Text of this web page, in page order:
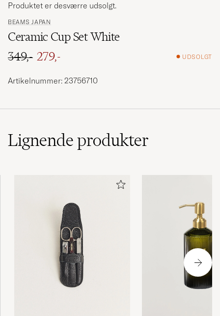
BEAMS JAPAN
Ceramic Cup Set White
Ordinary pris
349,-
Nedsat pris
279,- UDSOLGT
Produktet er desværre udsolgt.
Artikelnummer: 23756710
Lignendeprodukter